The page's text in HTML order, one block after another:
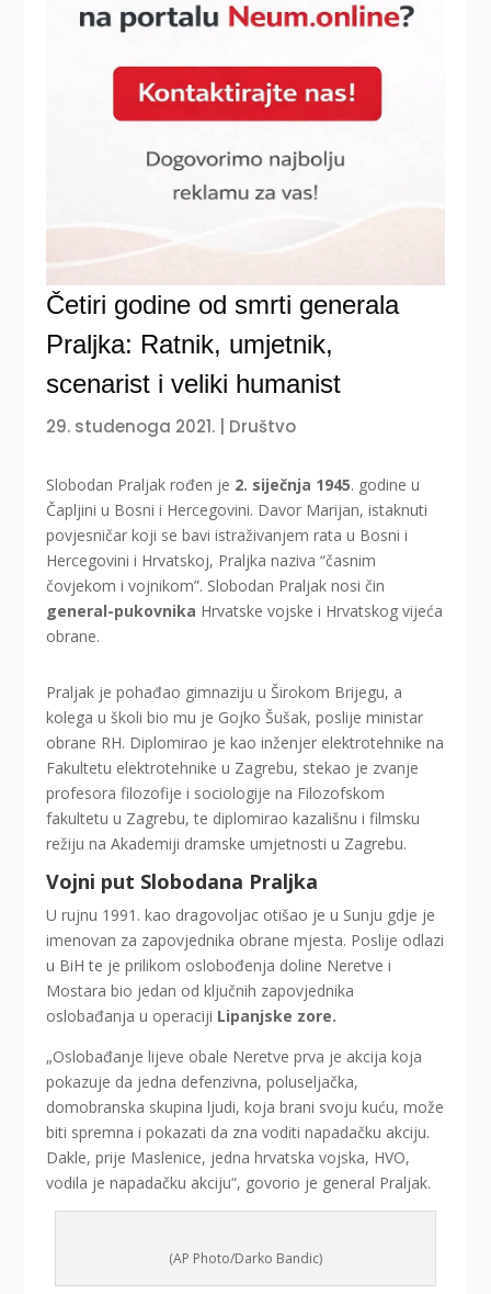
Četiri godine od smrti generala
Praljka: Ratnik, umjetnik,
scenarist i veliki humanist
29. studenoga 2021. Društvo
Slobodan Praljak rođen je 2. siječnja 1945. godine u
Čapljini u Bosni i Hercegovini. Davor Marijan, istaknuti
povjesničar koji se bavi istraživanjem rata u Bosni i
Hercegovini i Hrvatskoj, Praljka naziva “časnim
čovjekom i vojnikom”. Slobodan Praljak nosi čin
general-pukovnika Hrvatske vojske i Hrvatskog vijeća
obrane.
Praljak je pohađao gimnaziju u Širokom Brijegu, a
kolega u školi bio mu je Gojko Šušak, poslije ministar
obrane RH. Diplomirao je kao inženjer elektrotehnike na
Fakultetu elektrotehnike u Zagrebu, stekao je zvanje
profesora filozofije i sociologije na Filozofskom
fakultetu u Zagrebu, te diplomirao kazališnu i filmsku
režiju na Akademiji dramske umjetnosti u Zagrebu.
Vojni put Slobodana Praljka
U rujnu 1991. kao dragovoljac otišao je u Sunju gdje je
imenovan za zapovjednika obrane mjesta. Poslije odlazi
u BiH te je prilikom oslobođenja doline Neretve i
Mostara bio jedan od ključnih zapovjednika
oslobađanja u operaciji Lipanjske zore.
„Oslobađanje lijeve obale Neretve prva je akcija koja
pokazuje da jedna defenzivna, poluseljačka,
domobranska skupina ljudi, koja brani svoju kuću, može
biti spremna i pokazati da zna voditi napadačku akciju.
Dakle, prije Maslenice, jedna hrvatska vojska, HVO,
vodila je napadačku akciju“, govorio je general Praljak.
(AP Photo/Darko Bandic)